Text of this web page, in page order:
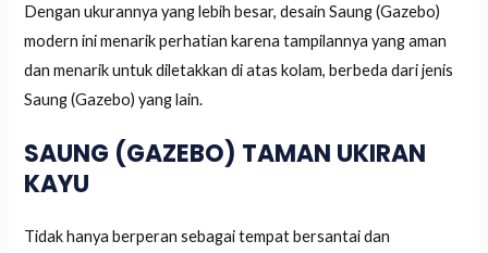
Dengan ukurannya yang lebih besar, desain Saung (Gazebo)
modern ini menarik perhatian karena tampilannya yang aman
dan menarik untuk diletakkan di atas kolam, berbeda dari jenis
Saung (Gazebo) yang lain.
SAUNG (GAZEBO) TAMAN UKIRAN
KAYU
Tidak hanya berperan sebagai tempat bersantai dan